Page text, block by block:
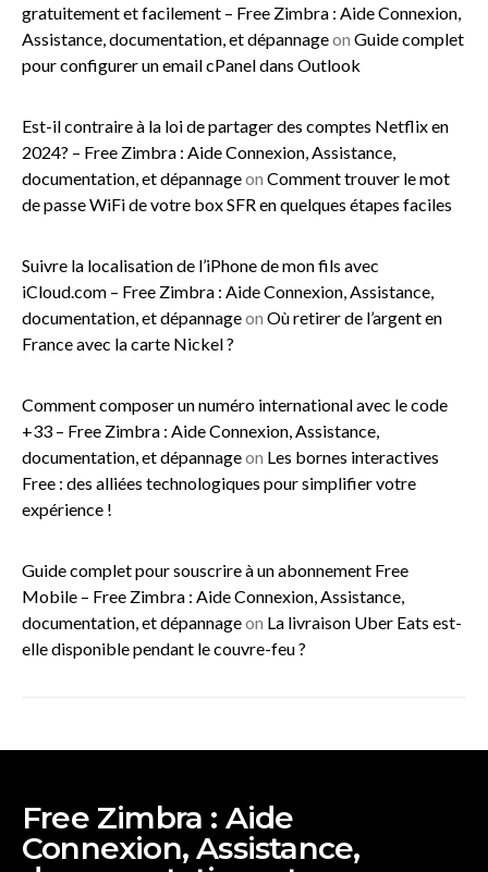
gratuitement et facilement – Free Zimbra : Aide Connexion,
Assistance, documentation, et dépannageon Guide complet
pour configurer un email cPanel dans Outlook
Est-il contraire à la loi de partager des comptes Netflix en
2024? – Free Zimbra : Aide Connexion, Assistance,
documentation, et dépannageon Comment trouver le mot
de passe WiFi de votre box SFR en quelques étapes faciles
Suivre la localisation de l’iPhone de mon fils avec
iCloud.com – Free Zimbra : Aide Connexion, Assistance,
documentation, et dépannageon Où retirer de l’argent en
France avec la carte Nickel ?
Comment composer un numéro international avec le code
+33 – Free Zimbra : Aide Connexion, Assistance,
documentation, et dépannageon Les bornes interactives
Free : des alliées technologiques pour simplifier votre
expérience !
Guide complet pour souscrire à un abonnement Free
Mobile – Free Zimbra : Aide Connexion, Assistance,
documentation, et dépannageon La livraison Uber Eats est-
elle disponible pendant le couvre-feu ?
Free Zimbra : Aide
Connexion, Assistance,